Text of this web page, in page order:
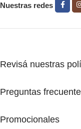
Nuestras redes
Revisá nuestras
Preguntas
Promocionales